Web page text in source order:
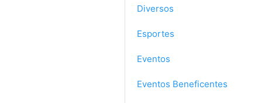
Diversos
Esportes
Eventos
Eventos Beneficentes